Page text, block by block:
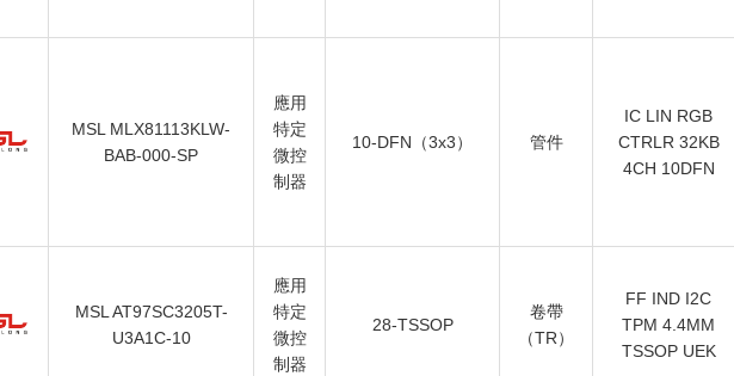
MSL MLX81113KLW-
BAB-000-SP
應用
特定
微控
制器
10-DFN（3x3） 管件
IC LIN RGB
CTRLR 32KB
4CH 10DFN
MSL AT97SC3205T-
U3A1C-10
應用
特定
微控
制器
28-TSSOP
卷帶
（TR）
FF IND I2C
TPM 4.4MM
TSSOP UEK